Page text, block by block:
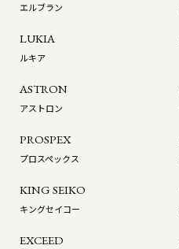
エルブラン
LUKIA
ルキア
ASTRON
アストロン
PROSPEX
プロスペックス
KING SEIKO
キングセイコー
EXCEED